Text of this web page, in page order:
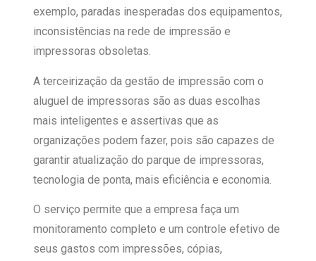
exemplo, paradas inesperadas dos equipamentos,
inconsistências na rede de impressão e
impressoras obsoletas.
A terceirização da gestão de impressão com o
aluguel de impressoras são as duas escolhas
mais inteligentes e assertivas que as
organizações podem fazer, pois são capazes de
garantir atualização do parque de impressoras,
tecnologia de ponta, mais eficiência e economia.
O serviço permite que a empresa faça um
monitoramento completo e um controle efetivo de
seus gastos com impressões, cópias,